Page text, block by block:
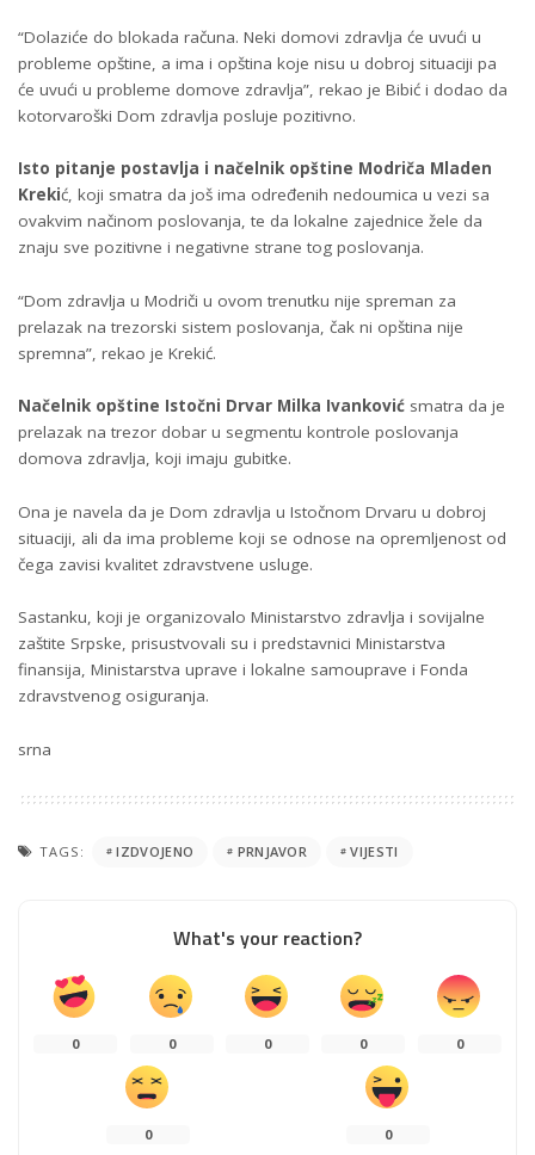
“Dolaziće do blokada računa. Neki domovi zdravlja će uvući u
probleme opštine, a ima i opština koje nisu u dobroj situaciji pa
će uvući u probleme domove zdravlja”, rekao je Bibić i dodao da
kotorvaroški Dom zdravlja posluje pozitivno.
Isto pitanje postavlja i načelnik opštine Modriča Mladen
Krekić, koji smatra da još ima određenih nedoumica u vezi sa
ovakvim načinom poslovanja, te da lokalne zajednice žele da
znaju sve pozitivne i negativne strane tog poslovanja.
“Dom zdravlja u Modriči u ovom trenutku nije spreman za
prelazak na trezorski sistem poslovanja, čak ni opština nije
spremna”, rekao je Krekić.
Načelnik opštine Istočni Drvar Milka Ivanković smatra da je
prelazak na trezor dobar u segmentu kontrole poslovanja
domova zdravlja, koji imaju gubitke.
Ona je navela da je Dom zdravlja u Istočnom Drvaru u dobroj
situaciji, ali da ima probleme koji se odnose na opremljenost od
čega zavisi kvalitet zdravstvene usluge.
Sastanku, koji je organizovalo Ministarstvo zdravlja i sovijalne
zaštite Srpske, prisustvovali su i predstavnici Ministarstva
finansija, Ministarstva uprave i lokalne samouprave i Fonda
zdravstvenog osiguranja.
srna
TAGS: IZDVOJENO PRNJAVOR VIJESTI
What's your reaction?
0 0 0 0 0
0 0